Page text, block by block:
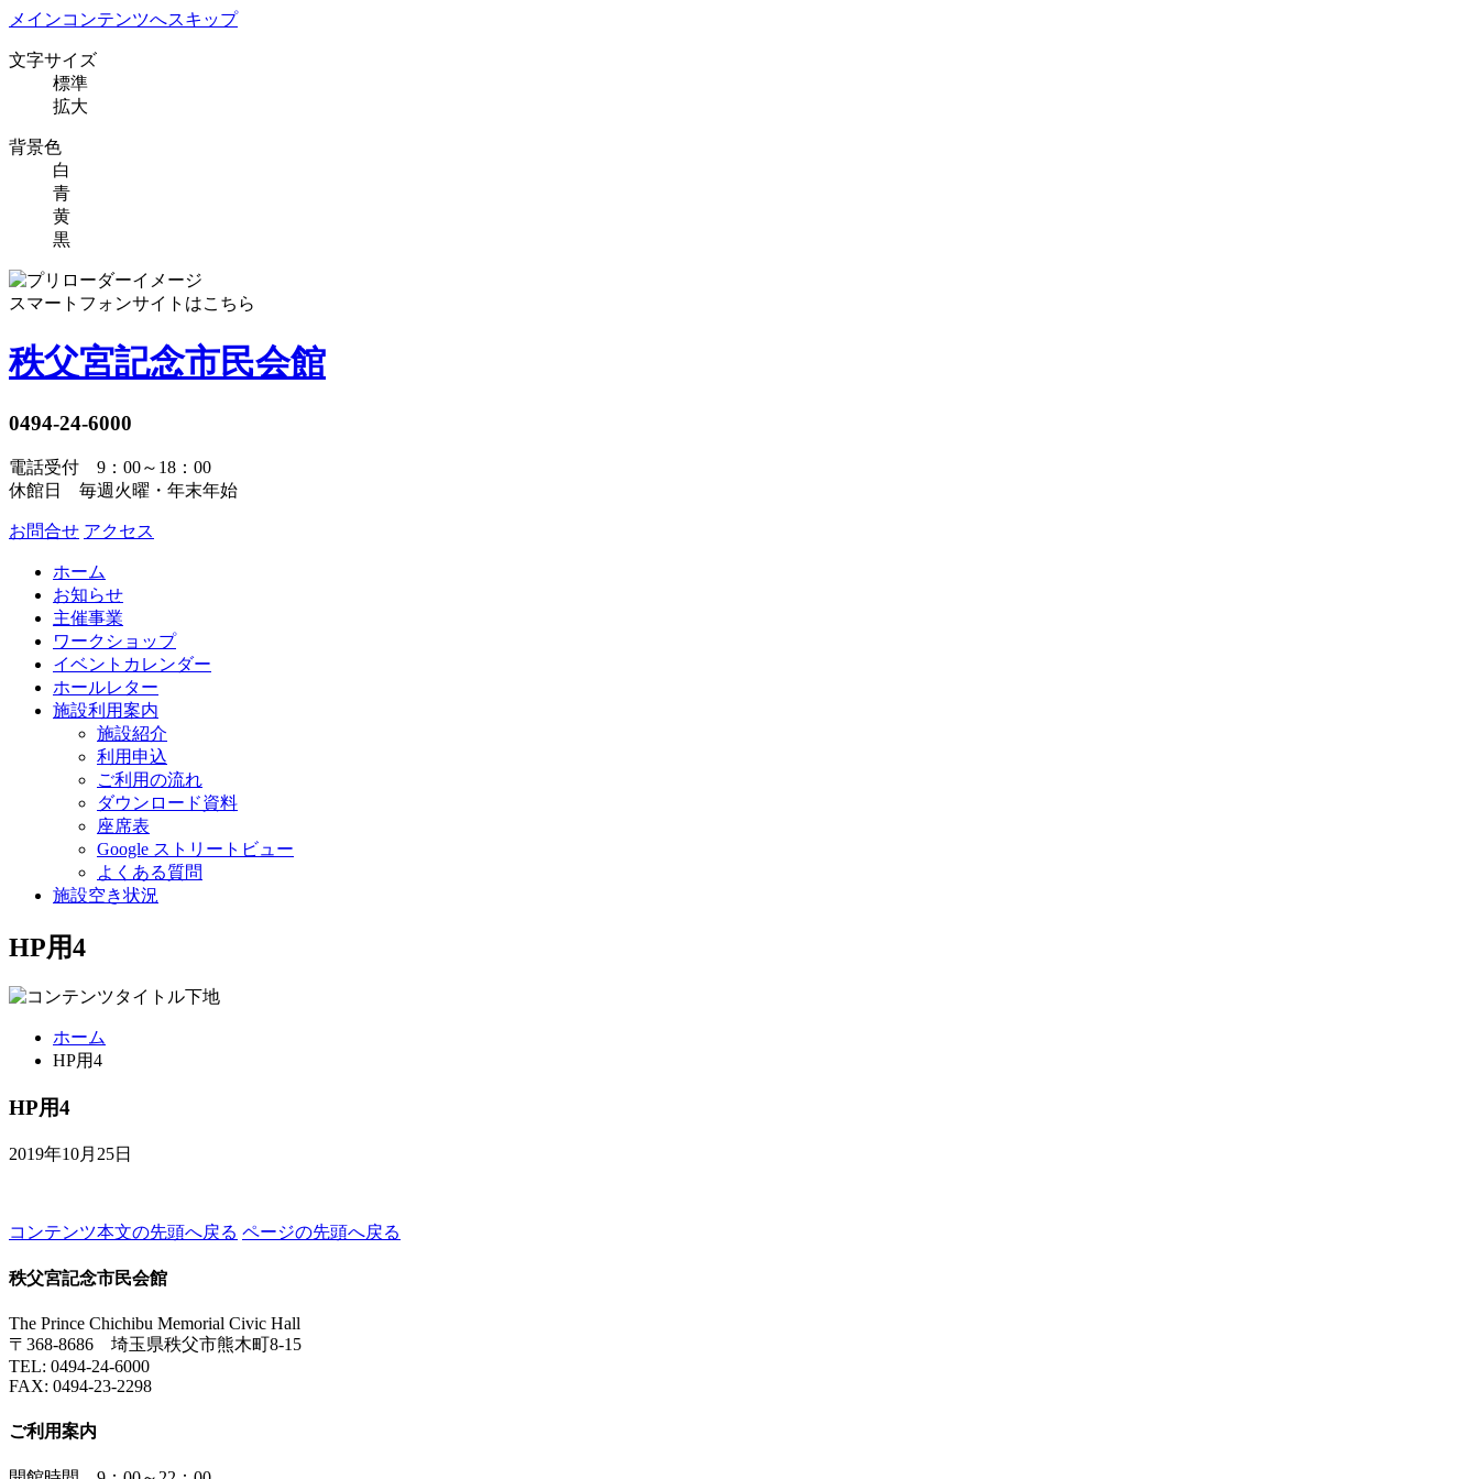
メインコンテンツへスキップ
文字サイズ
標準
拡大
背景色
白
青
黄
黒
スマートフォンサイトはこちら
秩父宮記念市民会館
0494-24-6000
電話受付 9：00～18：00
休館日 毎週火曜・年末年始
お問合せ アクセス
ホーム
お知らせ
主催事業
ワークショップ
イベントカレンダー
ホールレター
施設利用案内
施設紹介
利用申込
ご利用の流れ
ダウンロード資料
座席表
Google ストリートビュー
よくある質問
施設空き状況
HP用4
ホーム
HP用4
HP用4
2019年10月25日
コンテンツ本文の先頭へ戻る ページの先頭へ戻る
秩父宮記念市民会館
The Prince Chichibu Memorial Civic Hall
〒368-8686 埼玉県秩父市熊木町8-15
TEL: 0494-24-6000
FAX: 0494-23-2298
ご利用案内